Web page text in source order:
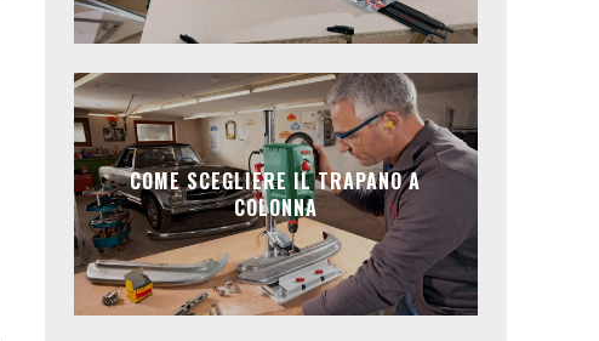
COME SCEGLIERE IL TRAPANO A
COLONNA